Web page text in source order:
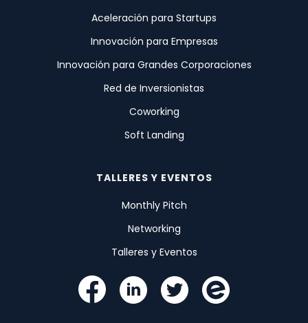
Aceleración para Startups
Innovación para Empresas
Innovación para Grandes Corporaciones
Red de Inversionistas
Coworking
Soft Landing
TALLERES Y EVENTOS
Monthly Pitch
Networking
Talleres y Eventos